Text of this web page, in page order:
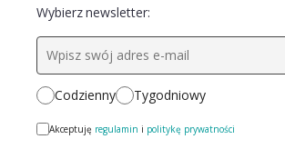
Wybierz newsletter:
Codzienny Tygodniowy
Akceptuję regulamin i politykę prywatności